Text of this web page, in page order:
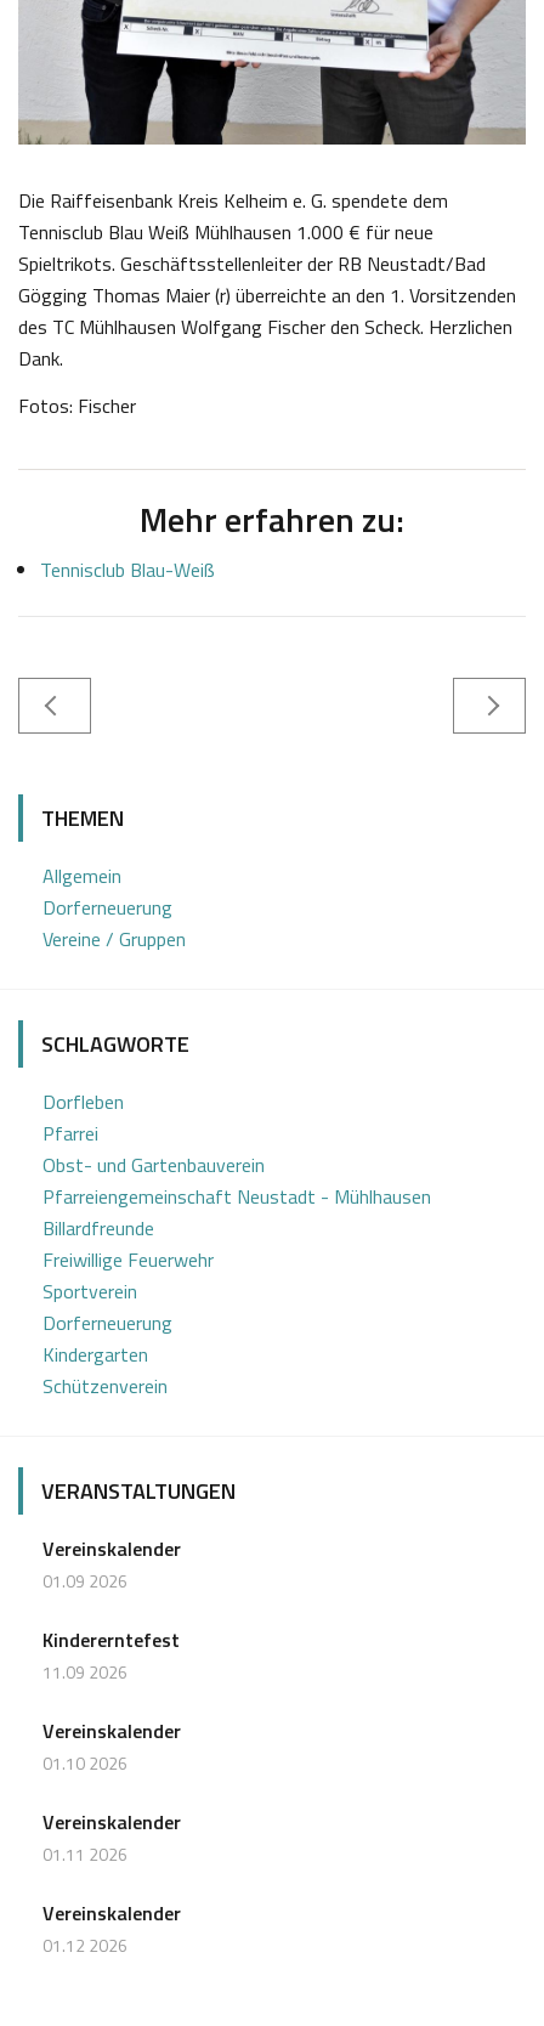
Die Raiffeisenbank Kreis Kelheim e. G. spendete dem
Tennisclub Blau Weiß Mühlhausen 1.000 € für neue
Spieltrikots. Geschäftsstellenleiter der RB Neustadt/Bad
Gögging Thomas Maier (r) überreichte an den 1. Vorsitzenden
des TC Mühlhausen Wolfgang Fischer den Scheck. Herzlichen
Dank.
Fotos: Fischer
Mehr erfahren zu:
Tennisclub Blau-Weiß
1
3
a
t
THEMEN
Allgemein
Dorferneuerung
Vereine / Gruppen
SCHLAGWORTE
Dorfleben
Pfarrei
Obst- und Gartenbauverein
Pfarreiengemeinschaft Neustadt - Mühlhausen
Billardfreunde
Freiwillige Feuerwehr
Sportverein
Dorferneuerung
Kindergarten
Schützenverein
VERANSTALTUNGEN
Vereinskalender
01.09 2026
Kindererntefest
11.09 2026
Vereinskalender
01.10 2026
Vereinskalender
01.11 2026
Vereinskalender
01.12 2026